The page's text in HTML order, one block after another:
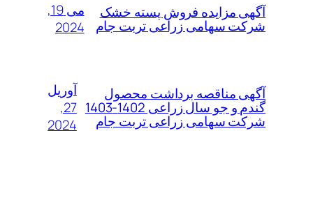
آگهی مزایده فروش پسته خشک
شرکت سهامی زراعی تربت جام
می 19,
2024
آگهی مناقصه برداشت محصول
گندم و جو سال زراعی 1402-1403
شرکت سهامی زراعی تربت جام
آوریل
27,
2024